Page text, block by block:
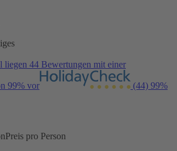
liegen 44 Bewertungen mit einer
99% vor (44) 99%
Preis pro Person